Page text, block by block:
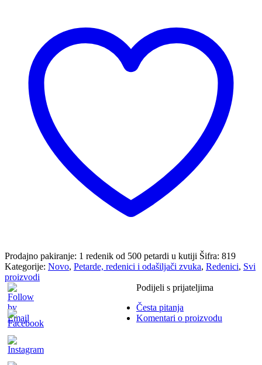
Prodajno pakiranje: 1 redenik od 500 petardi u kutiji Šifra: 819
Kategorije: Novo, Petarde, redenici i odašiljači zvuka, Redenici, Svi
proizvodi
Podijeli s prijateljima
Česta pitanja
Komentari o proizvodu